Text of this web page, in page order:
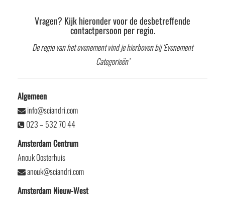
Vragen? Kijk hieronder voor de desbetreffende
contactpersoon per regio.
De regio van het evenement vind je hierboven bij ‘Evenement
Categorieën’
Algemeen
info@sciandri.com
023 – 532 70 44
Amsterdam Centrum
Anouk Oosterhuis
anouk@sciandri.com
Amsterdam Nieuw-West